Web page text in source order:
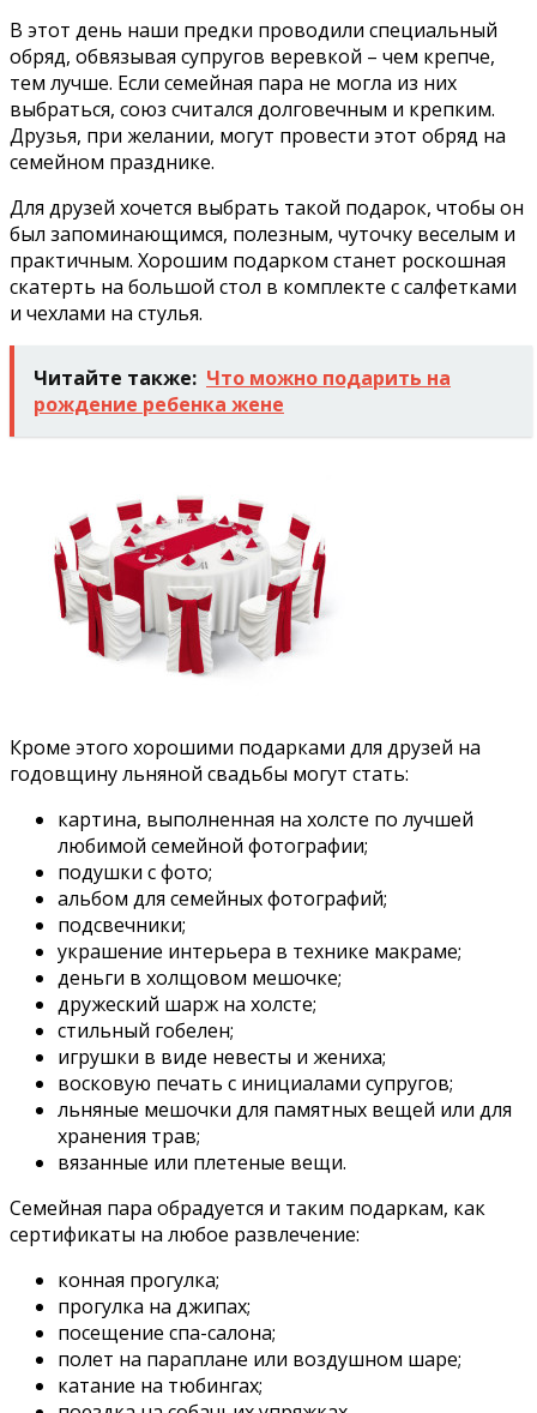
В этот день наши предки проводили специальный
обряд, обвязывая супругов веревкой – чем крепче,
тем лучше. Если семейная пара не могла из них
выбраться, союз считался долговечным и крепким.
Друзья, при желании, могут провести этот обряд на
семейном празднике.
Для друзей хочется выбрать такой подарок, чтобы он
был запоминающимся, полезным, чуточку веселым и
практичным. Хорошим подарком станет роскошная
скатерть на большой стол в комплекте с салфетками
и чехлами на стулья.
Читайте также: Что можно подарить на
рождение ребенка жене
Кроме этого хорошими подарками для друзей на
годовщину льняной свадьбы могут стать:
картина, выполненная на холсте по лучшей
любимой семейной фотографии;
подушки с фото;
альбом для семейных фотографий;
подсвечники;
украшение интерьера в технике макраме;
деньги в холщовом мешочке;
дружеский шарж на холсте;
стильный гобелен;
игрушки в виде невесты и жениха;
восковую печать с инициалами супругов;
льняные мешочки для памятных вещей или для
хранения трав;
вязанные или плетеные вещи.
Семейная пара обрадуется и таким подаркам, как
сертификаты на любое развлечение:
конная прогулка;
прогулка на джипах;
посещение спа-салона;
полет на параплане или воздушном шаре;
катание на тюбингах;